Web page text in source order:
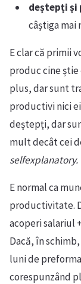
deștepți
câștiga mai
E clar că primii
produc cine știe
plus, dar sunt
productivi nici
deștepți, dar
mult decât cei
selfexplanatory.
E normal ca
productivitate.
acoperi salariul
Dacă, în
luni de
corespunzând